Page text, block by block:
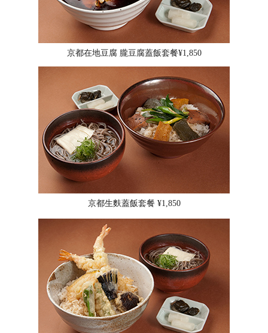
京都在地豆腐 朧豆腐蓋飯套餐¥1,850
京都生麩蓋飯套餐 ¥1,850